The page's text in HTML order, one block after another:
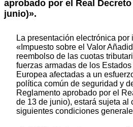
aprobado por el Real Decreto
junio)».
La presentación electrónica
«Impuesto sobre el Valor
reembolso de las cuotas
fuerzas armadas de los
Europea afectadas a un
política común de seguridad y
Reglamento aprobado por el
de 13 de junio), estará sujeta al
siguientes condiciones